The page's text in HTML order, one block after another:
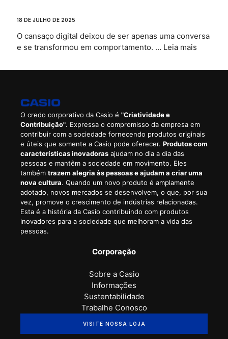
18 DE JULHO DE 2025
O cansaço digital deixou de ser apenas uma conversa
e se transformou em comportamento. … Leia mais
O credo corporativo da Casio é "Criatividade e
Contribuição". Expressa o compromisso da empresa em
contribuir com a sociedade fornecendo produtos originais
e úteis que somente a Casio pode oferecer. Produtos com
características inovadoras ajudam no dia a dia das
pessoas e mantêm a sociedade em movimento. Eles
também trazem alegria às pessoas e ajudam a criar uma
nova cultura. Quando um novo produto é amplamente
adotado, novos mercados se desenvolvem, o que, por sua
vez, promove o crescimento de indústrias relacionadas.
Esta é a história da Casio contribuindo com produtos
inovadores para a sociedade que melhoram a vida das
pessoas.
Corporação
Sobre a Casio
Informações
Sustentabilidade
Trabalhe Conosco
VISITE NOSSA LOJA